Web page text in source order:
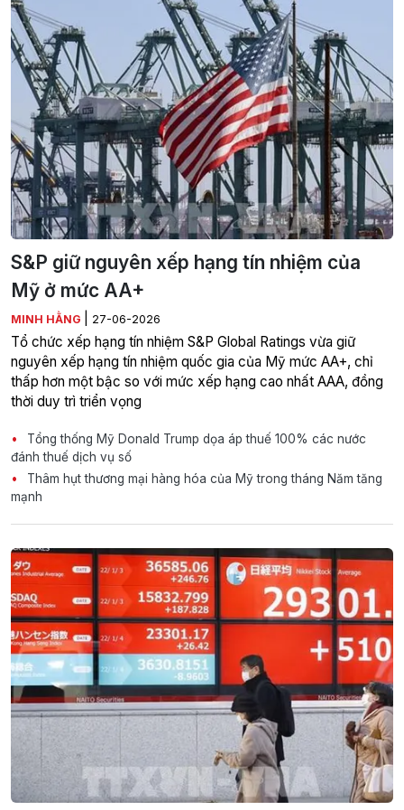
S&P giữ nguyên xếp hạng tín nhiệm của
Mỹ ở mức AA+
MINH HẰNG 27-06-2026
Tổ chức xếp hạng tín nhiệm S&P Global Ratings vừa giữ
nguyên xếp hạng tín nhiệm quốc gia của Mỹ mức AA+, chỉ
thấp hơn một bậc so với mức xếp hạng cao nhất AAA, đồng
thời duy trì triển vọng
Tổng thống Mỹ Donald Trump dọa áp thuế 100% các nước
đánh thuế dịch vụ số
Thâm hụt thương mại hàng hóa của Mỹ trong tháng Năm tăng
mạnh